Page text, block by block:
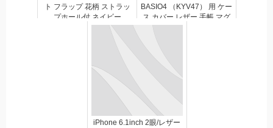
ト フラップ 花柄 ストラッ
プホール付 ネイビー
BASIO4 （KYV47） 用 ケー
ス カバー レザー 手帳 マグ
ネット フラップ 耐衝撃 超
iPhone 6.1inch 2眼/レザー